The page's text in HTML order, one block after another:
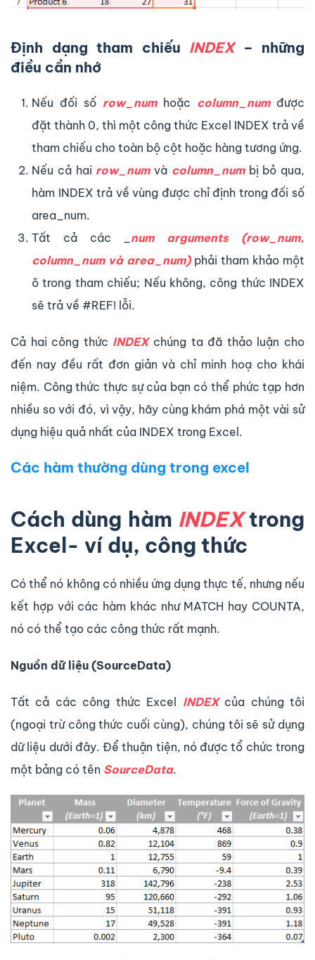
Định dạng tham chiếu INDEX – những
điều cần nhớ
Nếu đối số row_num hoặc column_num được
đặt thành 0, thì một công thức Excel INDEX trả về
tham chiếu cho toàn bộ cột hoặc hàng tương ứng.
Nếu cả hai row_num và column_num bị bỏ qua,
hàm INDEX trả về vùng được chỉ định trong đối số
area_num.
Tất cả các _ num arguments (row_num,
column_num và area_num) phải tham khảo một
ô trong tham chiếu; Nếu không, công thức INDEX
sẽ trả về #REF! lỗi.
Cả hai công thức INDEX chúng ta đã thảo luận cho
đến nay đều rất đơn giản và chỉ minh hoạ cho khái
niệm. Công thức thực sự của bạn có thể phức tạp hơn
nhiều so với đó, vì vậy, hãy cùng khám phá một vài sử
dụng hiệu quả nhất của INDEX trong Excel.
Các hàm thường dùng trong excel
Cách dùng hàm INDEXtrong
Excel- ví dụ, công thức
Có thể nó không có nhiều ứng dụng thực tế, nhưng nếu
kết hợp với các hàm khác như MATCH hay COUNTA,
nó có thể tạo các công thức rất mạnh.
Nguồn dữ liệu (SourceData)
Tất cả các công thức Excel INDEXcủa chúng tôi
(ngoại trừ công thức cuối cùng), chúng tôi sẽ sử dụng
dữ liệu dưới đây. Để thuận tiện, nó được tổ chức trong
một bảng có tên SourceData.